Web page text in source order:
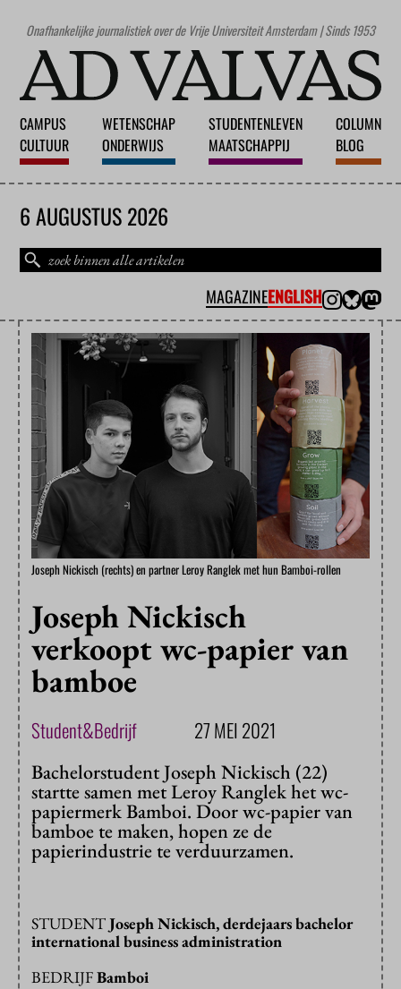
Onafhankelijke journalistiek over de Vrije Universiteit Amsterdam | Sinds 1953
CAMPUS
CULTUUR
WETENSCHAP
ONDERWIJS
STUDENTENLEVEN
MAATSCHAPPIJ
COLUMN
BLOG
6 AUGUSTUS 2026
MAGAZINEENGLISH
Joseph Nickisch (rechts) en partner Leroy Ranglek met hun Bamboi-rollen
Joseph Nickisch
verkoopt wc-papier van
bamboe
Student&Bedrijf 27 MEI 2021
Bachelorstudent Joseph Nickisch (22)
startte samen met Leroy Ranglek het wc-
papiermerk Bamboi. Door wc-papier van
bamboe te maken, hopen ze de
papierindustrie te verduurzamen.
STUDENTJoseph Nickisch, derdejaars bachelor
international business administration
BEDRIJFBamboi